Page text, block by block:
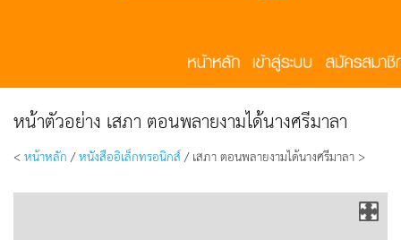
หน้าตัวอย่าง เสภา ตอนพลายงามได้นางศรีมาลา
<หน้าหลัก /หนังสืออิเล็กทรอนิกส์/ เสภา ตอนพลายงามได้นางศรีมาลา >